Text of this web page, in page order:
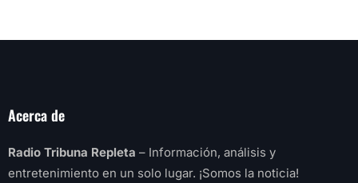
Acerca de
Radio Tribuna Repleta – Información, análisis y
entretenimiento en un solo lugar. ¡Somos la noticia!